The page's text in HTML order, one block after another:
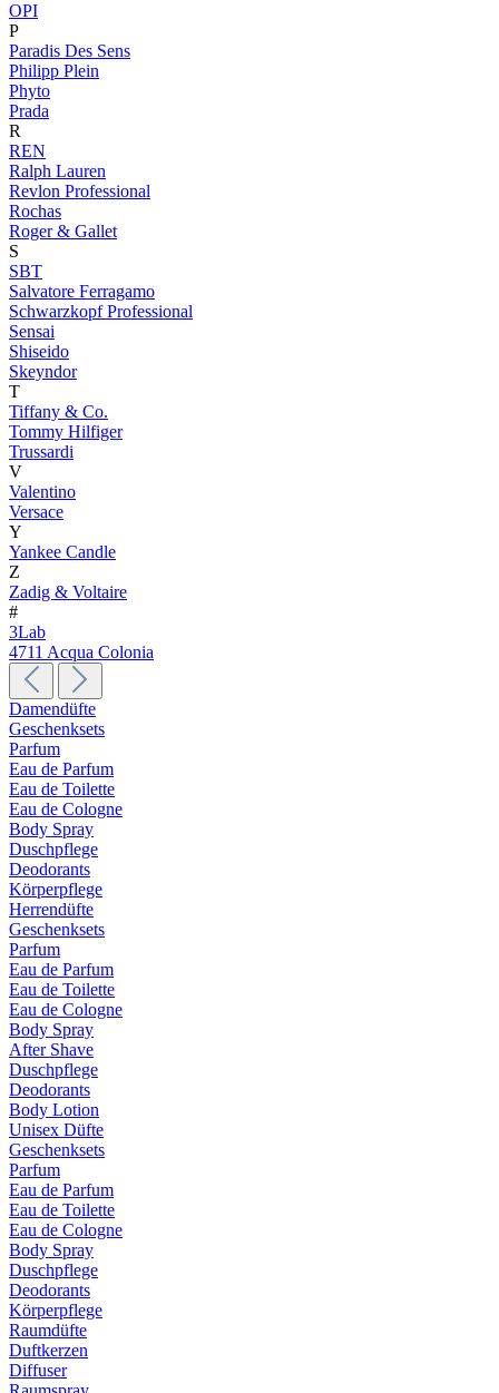
OPI
P
Paradis Des Sens
Philipp Plein
Phyto
Prada
R
REN
Ralph Lauren
Revlon Professional
Rochas
Roger & Gallet
S
SBT
Salvatore Ferragamo
Schwarzkopf Professional
Sensai
Shiseido
Skeyndor
T
Tiffany & Co.
Tommy Hilfiger
Trussardi
V
Valentino
Versace
Y
Yankee Candle
Z
Zadig & Voltaire
#
3Lab
4711 Acqua Colonia
Damendüfte
Geschenksets
Parfum
Eau de Parfum
Eau de Toilette
Eau de Cologne
Body Spray
Duschpflege
Deodorants
Körperpflege
Herrendüfte
Geschenksets
Parfum
Eau de Parfum
Eau de Toilette
Eau de Cologne
Body Spray
After Shave
Duschpflege
Deodorants
Body Lotion
Unisex Düfte
Geschenksets
Parfum
Eau de Parfum
Eau de Toilette
Eau de Cologne
Body Spray
Duschpflege
Deodorants
Körperpflege
Raumdüfte
Duftkerzen
Diffuser